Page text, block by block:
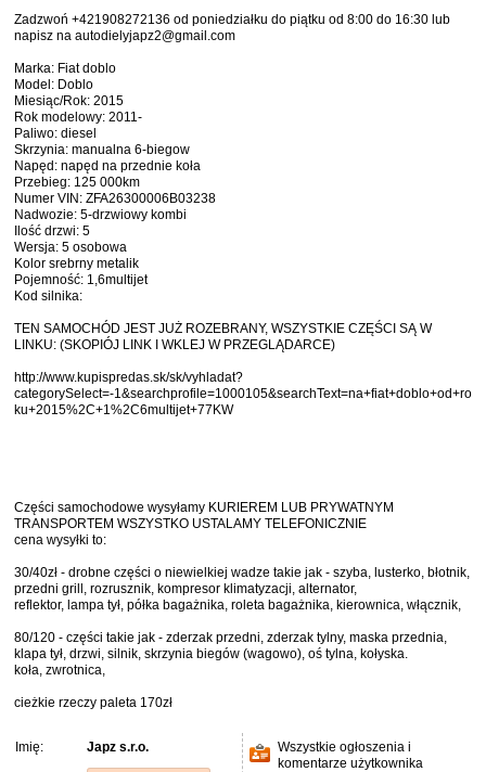
Zadzwoń +421908272136 od poniedziałku do piątku od 8:00 do 16:30 lub
napisz na autodielyjapz2@gmail.com
Marka: Fiat doblo
Model: Doblo
Miesiąc/Rok: 2015
Rok modelowy: 2011-
Paliwo: diesel
Skrzynia: manualna 6-biegow
Napęd: napęd na przednie koła
Przebieg: 125 000km
Numer VIN: ZFA26300006B03238
Nadwozie: 5-drzwiowy kombi
Ilość drzwi: 5
Wersja: 5 osobowa
Kolor srebrny metalik
Pojemność: 1,6multijet
Kod silnika:
TEN SAMOCHÓD JEST JUŻ ROZEBRANY, WSZYSTKIE CZĘŚCI SĄ W
LINKU: (SKOPIÓJ LINK I WKLEJ W PRZEGLĄDARCE)
http://www.kupispredas.sk/sk/vyhladat?
categorySelect=-1&searchprofile=1000105&searchText=na+fiat+doblo+od+ro
ku+2015%2C+1%2C6multijet+77KW
Części samochodowe wysyłamy KURIEREM LUB PRYWATNYM
TRANSPORTEM WSZYSTKO USTALAMY TELEFONICZNIE
cena wysyłki to:
30/40zł - drobne części o niewielkiej wadze takie jak - szyba, lusterko, błotnik,
przedni grill, rozrusznik, kompresor klimatyzacji, alternator,
reflektor, lampa tył, półka bagażnika, roleta bagażnika, kierownica, włącznik,
80/120 - części takie jak - zderzak przedni, zderzak tylny, maska ​​przednia,
klapa ​​tył, drzwi, silnik, skrzynia biegów (wagowo), oś tylna, kołyska.
koła, zwrotnica,
cieżkie rzeczy paleta 170zł
Imię: Japz s.r.o.
Wszystkie ogłoszenia i
komentarze użytkownika